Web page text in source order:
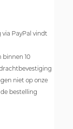
PayPal vindt
binnen 10
niet op onze
bestelling